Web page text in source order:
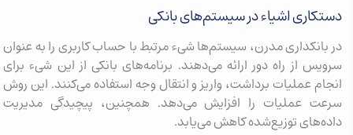
دستکاری اشیاء در سیستم‌های بانکی
در بانکداری مدرن، سیستم‌ها شیء مرتبط با حساب کاربری را به عنوان
سرویس از راه دور ارائه می‌دهند. برنامه‌های بانکی از این شیء برای
انجام عملیات برداشت، واریز و انتقال وجه استفاده می‌کنند. این روش
سرعت عملیات را افزایش می‌دهد. همچنین، پیچیدگی مدیریت
داده‌های توزیع‌شده کاهش می‌یابد.